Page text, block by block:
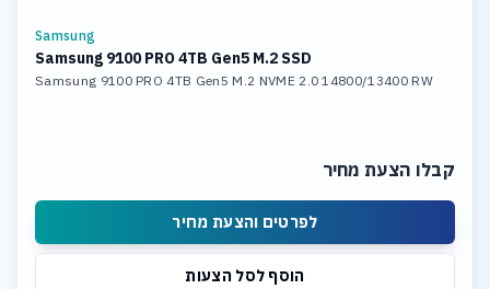
Samsung
Samsung 9100 PRO 4TB Gen5 M.2 SSD
Samsung 9100 PRO 4TB Gen5 M.2 NVME 2.0 14800/13400 RW
קבלו הצעת מחיר
לפרטים והצעת מחיר
הוסף לסל הצעות